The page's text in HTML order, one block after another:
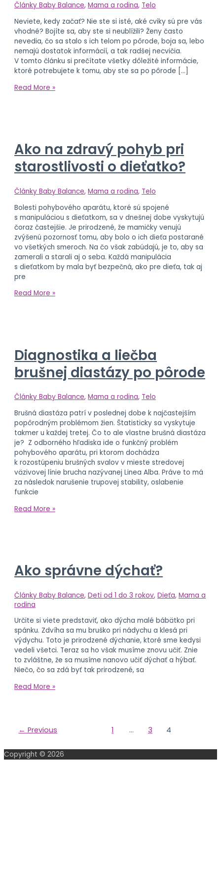
Články Baby Balance,Mama a rodina, Telo
Neviete, kedy začať? Nie ste si isté, aké cviky sú pre vás
vhodné? Bojíte sa, aby ste si neublížili? Ženy často
nevedia, čo sa stalo s ich telom po pôrode, boja sa, lebo
nemajú dostatok informácií, a tak radšej necvičia.
V tomto článku si prečítate všetky dôležité informácie,
ktoré potrebujete k tomu, aby ste sa po pôrode […]
Read More »
Ako na zdravý pohyb pri
starostlivosti o dieťatko?
Články Baby Balance,Mama a rodina, Telo
Bolesti pohybového aparátu, ktoré sú spojené
s manipuláciou s dieťatkom, sa v dnešnej dobe vyskytujú
čoraz častejšie. Je prirodzené, že mamičky venujú
zvýšenú pozornosť tomu, aby bolo o ich dieťa postarané
vo všetkých smeroch. Na čo však zabúdajú, je to, aby sa
zamerali a starali aj o seba. Každá manipulácia
s dieťatkom by mala byť bezpečná, ako pre dieťa, tak aj
pre
Read More »
Diagnostika a liečba
brušnej diastázy po pôrode
Články Baby Balance,Mama a rodina, Telo
Brušná diastáza patrí v poslednej dobe k najčastejším
popôrodným problémom žien. Štatisticky sa vyskytuje
takmer u každej tretej. Čo to ale vlastne brušná diastáza
je? Z odborného hľadiska ide o funkčný problém
pohybového aparátu, pri ktorom dochádza
k rozostúpeniu brušných svalov v mieste stredovej
väzivovej línie brucha nazývanej Linea Alba. Práve to má
za následok narušenie trupovej stability, oslabenie
funkcie
Read More »
Ako správne dýchať?
Články Baby Balance,Deti od 1 do 3 rokov,Dieťa,Mama a
rodina
Určite si viete predstaviť, ako dýcha malé bábätko pri
spánku. Zdvíha sa mu bruško pri nádychu a klesá pri
výdychu. Toto je prirodzené dýchanie, ktoré sme kedysi
vedeli všetci. Teraz sa ho však musíme znovu učiť. Znie
to zvláštne, že sa musíme nanovo učiť dýchať a hýbať.
Niečo, čo sa zdá byť tak prirodzené, sa
Read More »
← Previous 1 … 3 4
Copyright © 2026